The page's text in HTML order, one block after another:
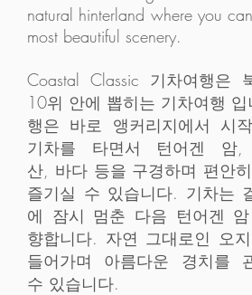
natural hinterland where you
most beautiful scenery.
Coastal Classic 기차여행은
10위 안에 뽑히는 기차여행 입
행은 바로 앵커리지에서 시
기차를 타면서 턴어겐 암,
산, 바다 등을 구경하며 편안
즐기실 수 있습니다. 기차는
에 잠시 멈춘 다음 턴어겐
향합니다. 자연 그대로인 오
들어가며 아름다운 경치를
수 있습니다.